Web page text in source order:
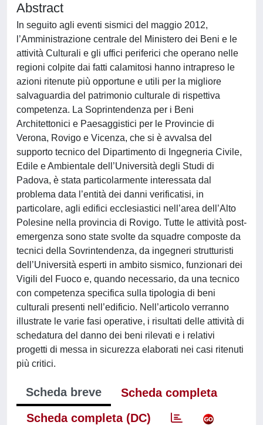
Abstract
In seguito agli eventi sismici del maggio 2012,
l’Amministrazione centrale del Ministero dei Beni e le
attività Culturali e gli uffici periferici che operano nelle
regioni colpite dai fatti calamitosi hanno intrapreso le
azioni ritenute più opportune e utili per la migliore
salvaguardia del patrimonio culturale di rispettiva
competenza. La Soprintendenza per i Beni
Architettonici e Paesaggistici per le Provincie di
Verona, Rovigo e Vicenza, che si è avvalsa del
supporto tecnico del Dipartimento di Ingegneria Civile,
Edile e Ambientale dell’Università degli Studi di
Padova, è stata particolarmente interessata dal
problema data l’entità dei danni verificatisi, in
particolare, agli edifici ecclesiastici nell’area dell’Alto
Polesine nella provincia di Rovigo. Tutte le attività post-
emergenza sono state svolte da squadre composte da
tecnici della Sovrintendenza, da ingegneri strutturisti
dell’Università esperti in ambito sismico, funzionari dei
Vigili del Fuoco e, quando necessario, da una tecnico
con competenza specifica sulla tipologia di beni
culturali presenti nell’edificio. Nell’articolo verranno
illustrate le varie fasi operative, i risultati delle attività di
schedatura del danno dei beni rilevati e i relativi
progetti di messa in sicurezza elaborati nei casi ritenuti
più critici.
Scheda breve
Scheda completa
Scheda completa (DC)